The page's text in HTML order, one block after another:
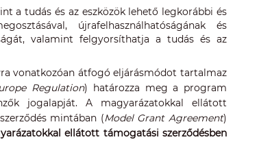
a tudás és az eszközök lehető legkorábbi és
újrafelhasználhatóságának és
valamint felgyorsíthatja a tudás és az
vonatkozóan átfogó eljárásmódot tartalmaz
Regulation) határozza meg a program
jogalapját. A magyarázatokkal ellátott
mintában (Model Grant Agreement)
ellátott támogatási szerződésben